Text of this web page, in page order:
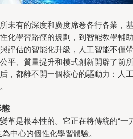
未有的深度和廣度席卷各行各業，基
化學習路徑的規劃，到智能教學輔助
評估的智能化升級，人工智能不僅帶
平、質量提升和模式創新開辟了前所
，都離不開一個核心的驅動力：人工
態
革是根本性的。它正在將傳統的“一
中心的個性化學習體驗。